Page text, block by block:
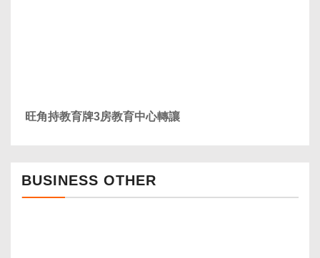
旺角持教育牌3房教育中心轉讓
BUSINESS OTHER